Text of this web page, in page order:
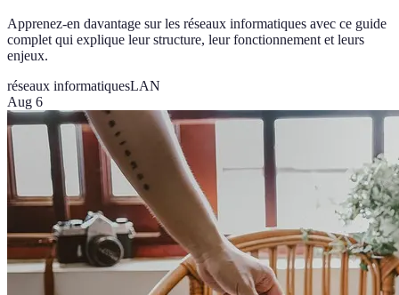
Apprenez-en davantage sur les réseaux informatiques avec ce guide
complet qui explique leur structure, leur fonctionnement et leurs
enjeux.
réseaux informatiquesLAN
Aug 6